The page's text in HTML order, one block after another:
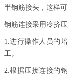
半钢筋接头，这样
钢筋连接采用冷挤
1.进行操作人员的
工。
2.根据压接连接的